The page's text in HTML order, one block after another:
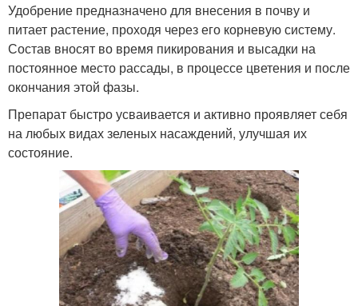
Удобрение предназначено для внесения в почву и
питает растение, проходя через его корневую систему.
Состав вносят во время пикирования и высадки на
постоянное место рассады, в процессе цветения и после
окончания этой фазы.
Препарат быстро усваивается и активно проявляет себя
на любых видах зеленых насаждений, улучшая их
состояние.